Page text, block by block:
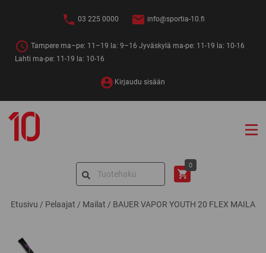
03 225 0000 info@sportia-10.fi
Tampere ma–pe: 11–19 la: 9–16 Jyväskylä ma-pe: 11-19 la: 10-16
Lahti ma-pe: 11-19 la: 10-16
Kirjaudu sisään
10
Search
0
Etusivu / Pelaajat / Mailat / BAUER VAPOR YOUTH 20 FLEX MAILA